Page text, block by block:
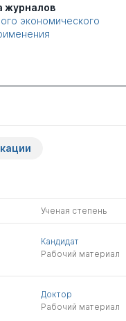
журналов
экономического
Ученая степень
Кандидат
Рабочий материал
Доктор
Рабочий материал